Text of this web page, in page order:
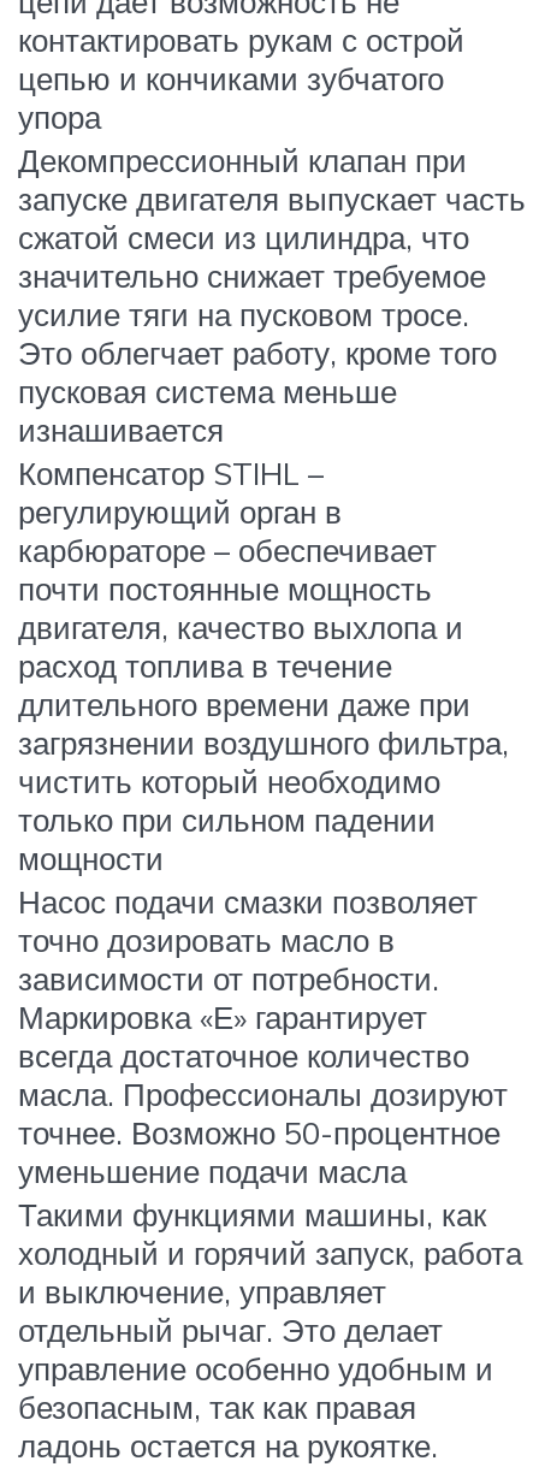
контактировать рукам с острой
цепью и кончиками зубчатого
упора
Декомпрессионный клапан при
запуске двигателя выпускает часть
сжатой смеси из цилиндра, что
значительно снижает требуемое
усилие тяги на пусковом тросе.
Это облегчает работу, кроме того
пусковая система меньше
изнашивается
Компенсатор STIHL –
регулирующий орган в
карбюраторе – обеспечивает
почти постоянные мощность
двигателя, качество выхлопа и
расход топлива в течение
длительного времени даже при
загрязнении воздушного фильтра,
чистить который необходимо
только при сильном падении
мощности
Насос подачи смазки позволяет
точно дозировать масло в
зависимости от потребности.
Маркировка «Е» гарантирует
всегда достаточное количество
масла. Профессионалы дозируют
точнее. Возможно 50-процентное
уменьшение подачи масла
Такими функциями машины, как
холодный и горячий запуск, работа
и выключение, управляет
отдельный рычаг. Это делает
управление особенно удобным и
безопасным, так как правая
ладонь остается на рукоятке.